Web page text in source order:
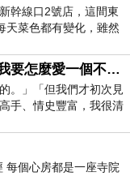
2014-03-
貸款借貸風險怎
幹線口2號店，這間東
天菜色都有變化，雖然
熱，但
《娘子漢大丈夫》：我要怎麼愛一個不存在的人？
。」「但我們才初次見
手、情史豐富，我很清
種感覺，現
每個心房都是一座寺院